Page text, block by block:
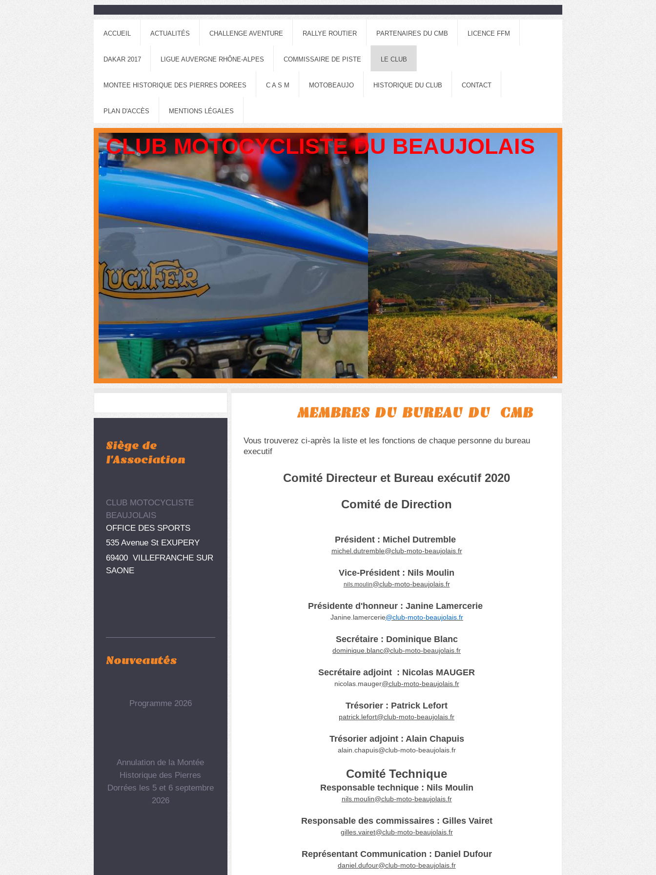
ACCUEIL ACTUALITÉS CHALLENGE AVENTURE RALLYE ROUTIER PARTENAIRES DU CMB LICENCE FFM
DAKAR 2017 LIGUE AUVERGNE RHÔNE-ALPES COMMISSAIRE DE PISTE LE CLUB
MONTEE HISTORIQUE DES PIERRES DOREES C A S M MOTOBEAUJO HISTORIQUE DU CLUB CONTACT
PLAN D'ACCÈS MENTIONS LÉGALES
CLUB MOTOCYCLISTE DU BEAUJOLAIS
MEMBRES DU BUREAU DU CMB
Vous trouverez ci-après la liste et les fonctions de chaque personne du bureau
executif
Comité Directeur et Bureau exécutif 2020
Comité de Direction
Président : Michel Dutremble
michel.dutremble@club-moto-beaujolais.fr
Vice-Président : Nils Moulin
nils.moulin@club-moto-beaujolais.fr
Présidente d'honneur : Janine Lamercerie
Janine.lamercerie@club-moto-beaujolais.fr
Secrétaire : Dominique Blanc
dominique.blanc@club-moto-beaujolais.fr
Secrétaire adjoint : Nicolas MAUGER
nicolas.mauger@club-moto-beaujolais.fr
Trésorier : Patrick Lefort
patrick.lefort@club-moto-beaujolais.fr
Trésorier adjoint : Alain Chapuis
alain.chapuis@club-moto-beaujolais.fr
Comité Technique
Responsable technique : Nils Moulin
nils.moulin@club-moto-beaujolais.fr
Responsable des commissaires : Gilles Vairet
gilles.vairet@club-moto-beaujolais.fr
Représentant Communication : Daniel Dufour
daniel.dufour@club-moto-beaujolais.fr
Siège de
l'Association
CLUB MOTOCYCLISTE
BEAUJOLAIS
OFFICE DES SPORTS
535 Avenue St EXUPERY
69400 VILLEFRANCHE SUR
SAONE
Nouveautés
Programme 2026
Annulation de la Montée
Historique des Pierres
Dorrées les 5 et 6 septembre
2026